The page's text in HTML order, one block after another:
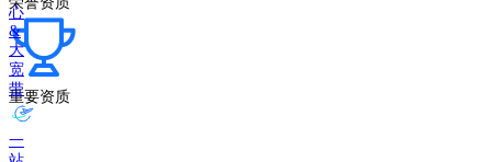
心
&
大
宽
带
一
重要资质